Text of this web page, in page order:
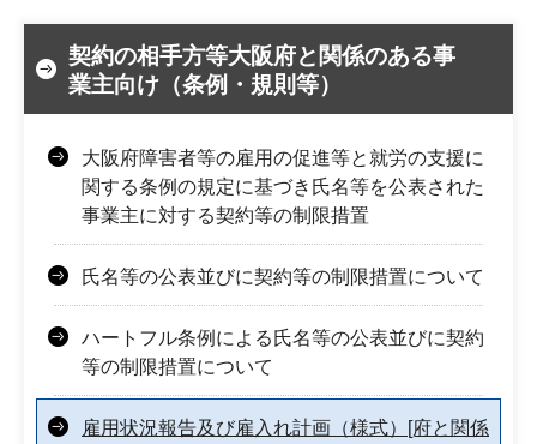
契約の相手方等大阪府と関係のある事
業主向け（条例・規則等）
大阪府障害者等の雇用の促進等と就労の支援に
関する条例の規定に基づき氏名等を公表された
事業主に対する契約等の制限措置
氏名等の公表並びに契約等の制限措置について
ハートフル条例による氏名等の公表並びに契約
等の制限措置について
雇用状況報告及び雇入れ計画（様式）[府と関係